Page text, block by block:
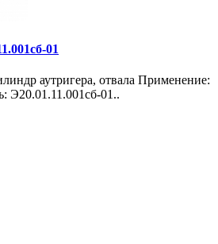
01
аутригера, отвала Применение:
Э20.01.11.001сб-01..